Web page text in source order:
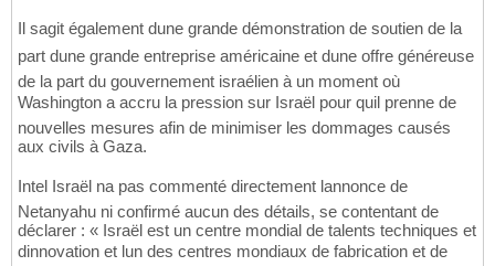
Il sagit également dune grande démonstration de soutien de la
part dune grande entreprise américaine et dune offre généreuse
de la part du gouvernement israélien à un moment où
Washington a accru la pression sur Israël pour quil prenne de
nouvelles mesures afin de minimiser les dommages causés
aux civils à Gaza.
Intel Israël na pas commenté directement lannonce de
Netanyahu ni confirmé aucun des détails, se contentant de
déclarer : « Israël est un centre mondial de talents techniques et
dinnovation et lun des centres mondiaux de fabrication et de